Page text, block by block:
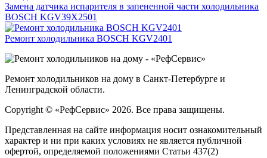
Замена датчика испарителя в запененной части холодильника
BOSCH KGV39X2501
Ремонт холодильника BOSCH KGV2401
Ремонт холодильников на дому в Санкт-Петербурге и
Ленинградской области.
Copyright © «РефСервис» 2026. Все права защищены.
Представленная на сайте информация носит ознакомительный
характер и ни при каких условиях не является публичной
офертой, определяемой положениями Статьи 437(2)